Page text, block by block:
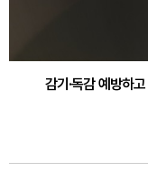
감기·독감 예방하